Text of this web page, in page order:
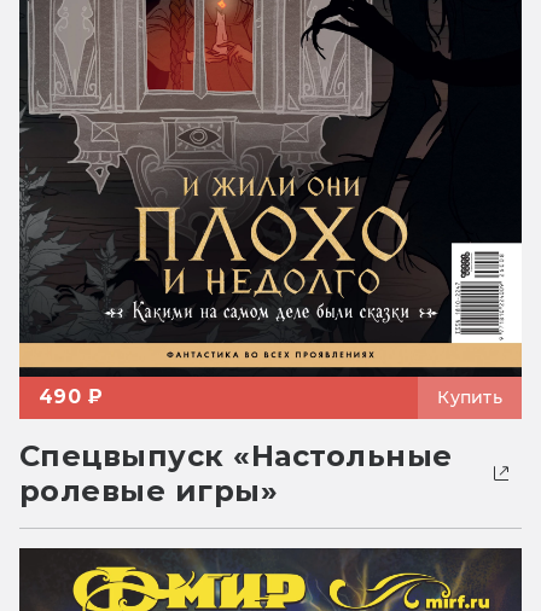
490 ₽ Купить
Спецвыпуск «Настольные
ролевые игры»